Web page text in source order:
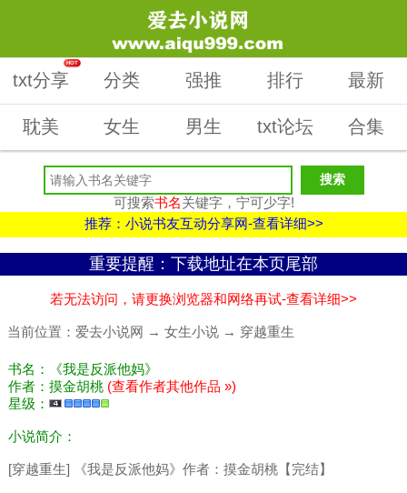
txt分享
HOT
分类 强推 排行 最新
耽美 女生 男生 txt论坛 合集
可搜索书名关键字，宁可少字!
推荐：小说书友互动分享网-查看详细>>
重要提醒：下载地址在本页尾部
若无法访问，请更换浏览器和网络再试-查看详细>>
当前位置： 爱去小说网 → 女生小说 → 穿越重生
书名：《我是反派他妈》
作者：摸金胡桃 (查看作者其他作品 »)
星级：
小说简介：
[穿越重生] 《我是反派他妈》作者：摸金胡桃【完结】